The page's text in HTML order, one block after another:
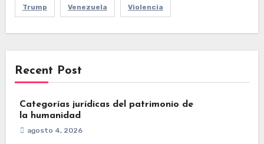
Trump Venezuela Violencia
Recent Post
Categorías jurídicas del patrimonio de
la humanidad
agosto 4, 2026